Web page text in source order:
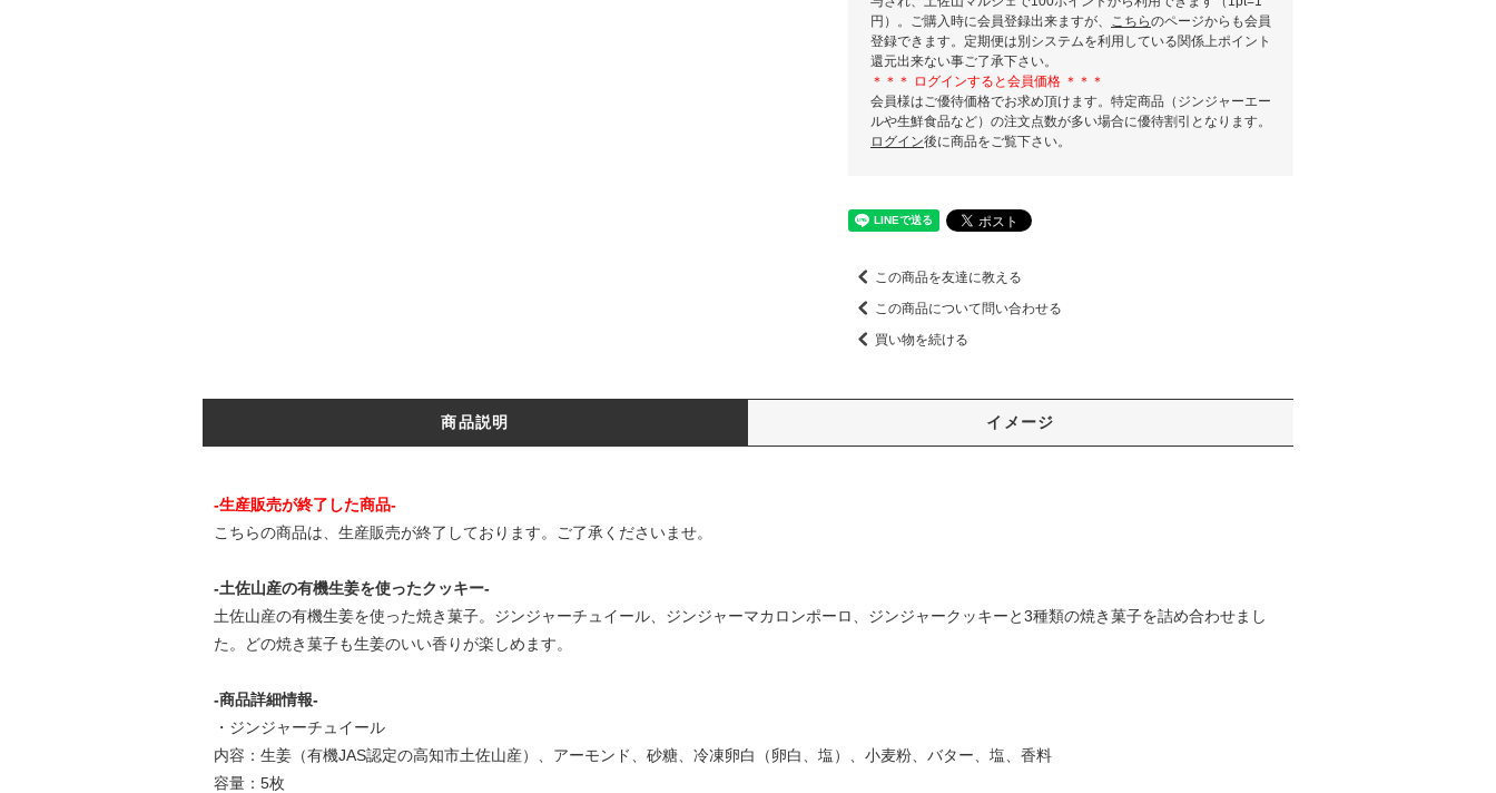
円）。ご購入時に会員登録出来ますが、 こちらのページからも会員
登録できます。定期便は別システムを利用している関係上ポイント
還元出来ない事ご了承下さい。
＊＊＊ ログインすると会員価格 ＊＊＊
会員様はご優待価格でお求め頂けます。特定商品（ジンジャーエー
ルや生鮮食品など）の注文点数が多い場合に優待割引となります。
ログイン後に商品をご覧下さい。
この商品を友達に教える
この商品について問い合わせる
買い物を続ける
商品説明 イメージ
-生産販売が終了した商品-
こちらの商品は、生産販売が終了しております。ご了承くださいませ。
-土佐山産の有機生姜を使ったクッキー-
土佐山産の有機生姜を使った焼き菓子。ジンジャーチュイール、ジンジャーマカロンポーロ、ジンジャークッキーと3種類の焼き菓子を詰め合わせまし
た。どの焼き菓子も生姜のいい香りが楽しめます。
-商品詳細情報-
・ジンジャーチュイール
内容：生姜（有機JAS認定の高知市土佐山産）、アーモンド、砂糖、冷凍卵白（卵白、塩）、小麦粉、バター、塩、香料
容量：5枚